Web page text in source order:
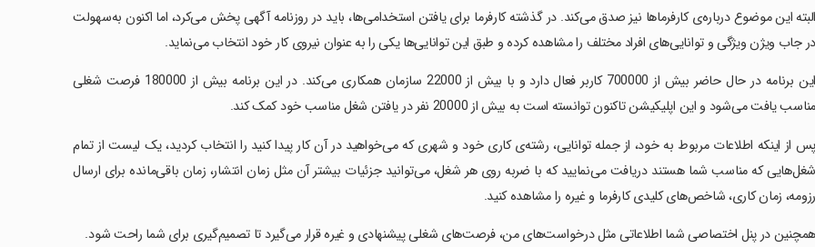
البته این موضوع درباره‌ی کارفرماها نیز صدق می‌کند. در گذشته کارفرما برای یافتن استخدامی‌ها، باید در روزنامه آگهی پخش می‌کرد، اما اکنون به‌سهولت
در جاب ویژن ویژگی و توانایی‌های افراد مختلف را مشاهده کرده و طبق این توانایی‌ها یکی را به عنوان نیروی کار خود انتخاب می‌نماید.
این برنامه در حال حاضر بیش از 700000 کاربر فعال دارد و با بیش از 22000 سازمان همکاری می‌کند. در این برنامه بیش از 180000 فرصت شغلی
مناسب یافت می‌شود و این اپلیکیشن تاکنون توانسته است به بیش از 20000 نفر در یافتن شغل مناسب خود کمک کند.
پس از اینکه اطلاعات مربوط به خود، از جمله توانایی، رشته‌ی کاری خود و شهری که می‌خواهید در آن کار پیدا کنید را انتخاب کردید، یک لیست از تمام
شغل‌هایی که مناسب شما هستند دریافت می‌نمایید که با ضربه روی هر شغل، می‌توانید جزئیات بیشتر آن مثل زمان انتشار، زمان باقی‌مانده برای ارسال
رزومه، زمان کاری، شاخص‌های کلیدی کارفرما و غیره را مشاهده کنید.
همچنین در پنل اختصاصی شما اطلاعاتی مثل درخواست‌های من، فرصت‌های شغلی پیشنهادی و غیره قرار می‌گیرد تا تصمیم‌گیری برای شما راحت شود.